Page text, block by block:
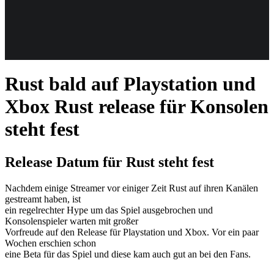
Follow us
Anmelden
Rust bald auf Playstation und
Xbox Rust release für Konsolen
steht fest
Release Datum für Rust steht fest
Nachdem einige Streamer vor einiger Zeit Rust auf ihren Kanälen
gestreamt haben, ist
ein regelrechter Hype um das Spiel ausgebrochen und
Konsolenspieler warten mit großer
Vorfreude auf den Release für Playstation und Xbox. Vor ein paar
Wochen erschien schon
eine Beta für das Spiel und diese kam auch gut an bei den Fans.